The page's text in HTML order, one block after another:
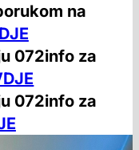
na
072info za
072info za